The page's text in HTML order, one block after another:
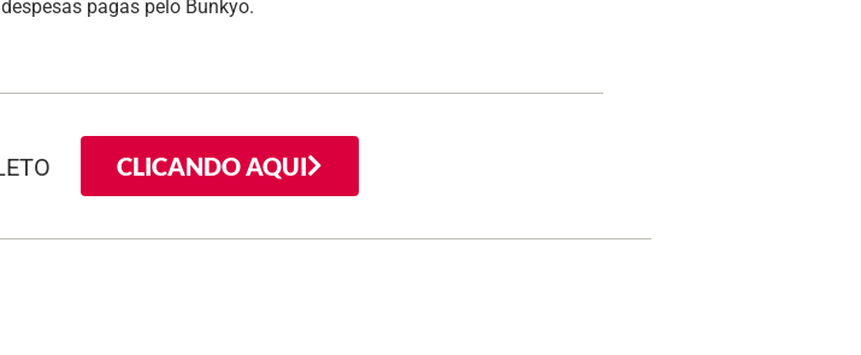
pagas pelo Bunkyo.
CLICANDO AQUI